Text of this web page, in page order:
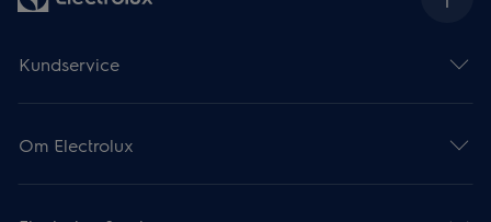
Kundservice
Om Electrolux